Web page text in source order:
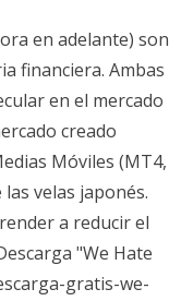
en adelante) son
financiera. Ambas
en el mercado
creado
Móviles (MT4,
velas japonés.
a reducir el
"We Hate
gratis-we-